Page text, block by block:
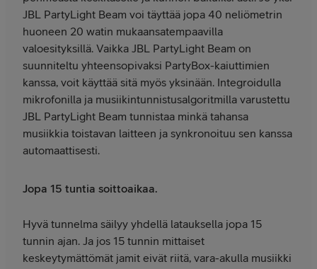
JBL PartyLight Beam voi täyttää jopa 40 neliömetrin
huoneen 20 watin mukaansatempaavilla
valoesityksillä. Vaikka JBL PartyLight Beam on
suunniteltu yhteensopivaksi PartyBox-kaiuttimien
kanssa, voit käyttää sitä myös yksinään. Integroidulla
mikrofonilla ja musiikintunnistusalgoritmilla varustettu
JBL PartyLight Beam tunnistaa minkä tahansa
musiikkia toistavan laitteen ja synkronoituu sen kanssa
automaattisesti.
Jopa 15 tuntia soittoaikaa.
Hyvä tunnelma säilyy yhdellä latauksella jopa 15
tunnin ajan. Ja jos 15 tunnin mittaiset
keskeytymättömät jamit eivät riitä, vara-akulla musiikki